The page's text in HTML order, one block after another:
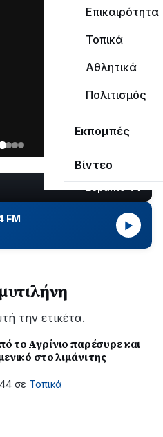
Επικαιρότητα
Τοπικά
Αθλητικά
Πολιτισμός
Εκπομπές
Βίντεο
FM
▶
την ετικέτα.
το Αγρίνιο παρέσυρε και
στο λιμάνι της
σε Τοπικά